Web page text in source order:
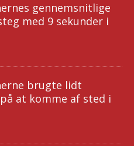
gennemsnitlige
med 9 sekunder i
brugte lidt
at komme af sted i